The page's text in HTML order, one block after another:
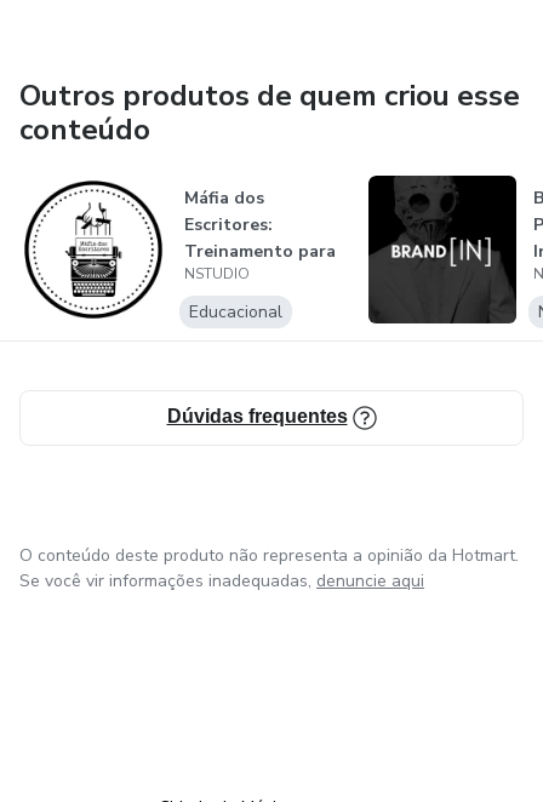
Outros produtos de quem criou esse
conteúdo
Máfia dos
Escritores:
Treinamento para
Escritores e
Roteiris...
NSTUDIO
Educacional
Dúvidas frequentes
O conteúdo deste produto não representa a opinião da Hotmart.
Se você vir informações inadequadas, denuncie aqui